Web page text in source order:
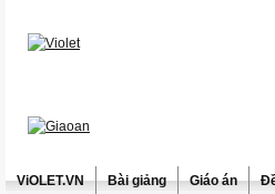
ViOLET.VN Bài giảng Giáo án